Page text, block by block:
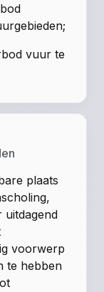
vuur te
plaats
uitdagend
voorwerp
te hebben